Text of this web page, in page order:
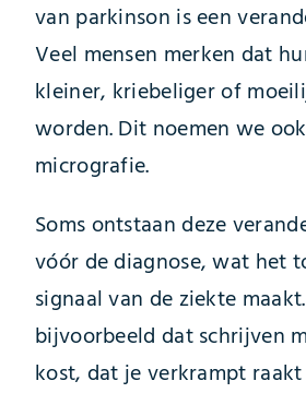
van parkinson is een
Veel mensen merken dat
kleiner, kriebeliger of
worden. Dit noemen we
micrografie.
Soms ontstaan deze
vóór de diagnose, wat het
signaal van de ziekte
bijvoorbeeld dat schrijven
kost, dat je verkrampt